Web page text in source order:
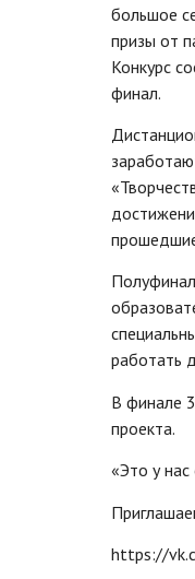
большое
призы от
Конкурс
финал.
работать
В финале
проекта.
«Это у
https://